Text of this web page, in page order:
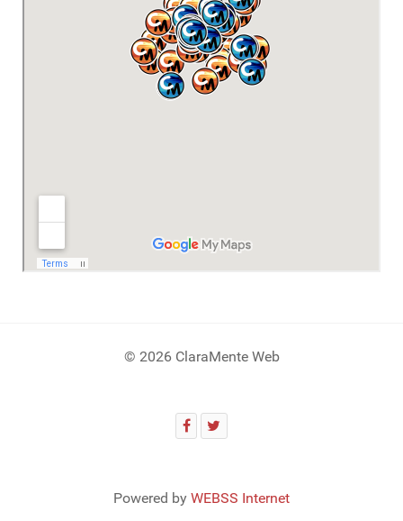
© 2026 ClaraMente Web
Powered by WEBSS Internet